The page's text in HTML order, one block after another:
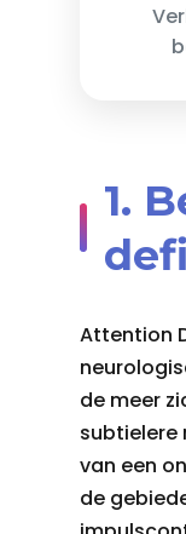
1.
Attention
de meer
subtielere
van een
de